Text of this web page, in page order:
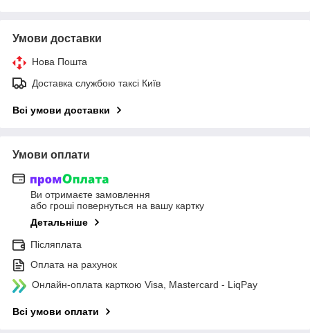
Умови доставки
Нова Пошта
Доставка службою таксі Київ
Всі умови доставки
Умови оплати
Ви отримаєте замовлення
або гроші повернуться на вашу картку
Детальніше
Післяплата
Оплата на рахунок
Онлайн-оплата карткою Visa, Mastercard - LiqPay
Всі умови оплати